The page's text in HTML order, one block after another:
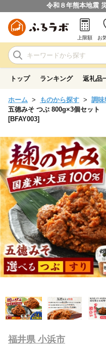
令和８年熊本地震
上限額 お
トップ ランキング 返礼品
ホーム ものから探す 調味
五徳みそ つぶ 800g×3個セット
[BFAY003]
福井県 小浜市